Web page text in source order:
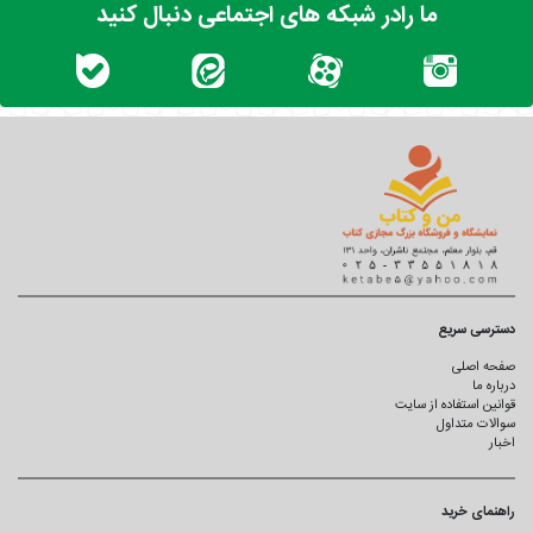
ما رادر شبکه های اجتماعی دنبال کنید
دسترسی سریع
صفحه اصلی
درباره ما
قوانین استفاده از سایت
سوالات متداول
اخبار
راهنمای خرید